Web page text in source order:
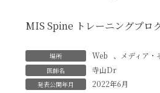
MIS Spine トレーニングプ
場所 Web 、 メディア・
医師名 寺山Dr
発表公開年月 2022年6月